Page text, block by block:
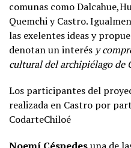
comunas como
Quemchi y Castro.
las exelentes ideas y
denotan un interés y
cultural del archipiélago de
Los participantes del
realizada en Castro por
CodarteChiloé